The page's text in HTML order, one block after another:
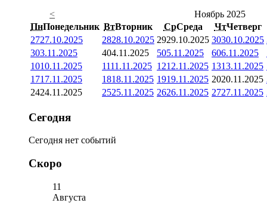
<
Ноябрь 2025
ПнПонедельник ВтВторник СрСреда ЧтЧетверг
2727.10.2025 2828.10.2025 2929.10.2025 3030.10.2025
303.11.2025 404.11.2025 505.11.2025 606.11.2025
1010.11.2025 1111.11.2025 1212.11.2025 1313.11.2025
1717.11.2025 1818.11.2025 1919.11.2025 2020.11.2025
2424.11.2025 2525.11.2025 2626.11.2025 2727.11.2025
Сегодня
Сегодня нет событий
Скоро
11
Августа